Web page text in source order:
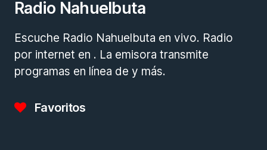
Radio Nahuelbuta
Escuche Radio Nahuelbuta en vivo. Radio
por internet en . La emisora transmite
programas en línea de y más.
Favoritos